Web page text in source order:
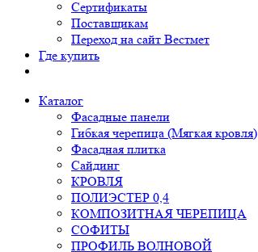
Сертификаты
Поставщикам
Переход на сайт Вестмет
Где купить
Каталог
Фасадные панели
Гибкая черепица (Мягкая кровля)
Фасадная плитка
Сайдинг
КРОВЛЯ
ПОЛИЭСТЕР 0,4
КОМПОЗИТНАЯ ЧЕРЕПИЦА
СОФИТЫ
ПРОФИЛЬ ВОЛНОВОЙ